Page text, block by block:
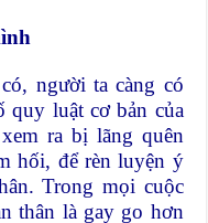
người ta càng có
quy luật cơ bản của
ra bị lãng quên
hối, để rèn luyện ý
Trong mọi cuộc
thân là gay go hơn